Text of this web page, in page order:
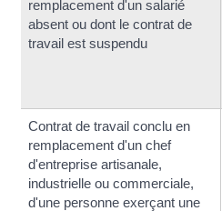
remplacement d'un salarié
absent ou dont le contrat de
travail est suspendu
Contrat de travail conclu en
remplacement d'un chef
d'entreprise artisanale,
industrielle ou commerciale,
d'une personne exerçant une